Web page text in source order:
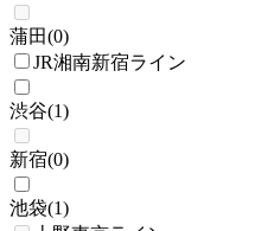
蒲田(0)
JR湘南新宿ライン
渋谷(1)
新宿(0)
池袋(1)